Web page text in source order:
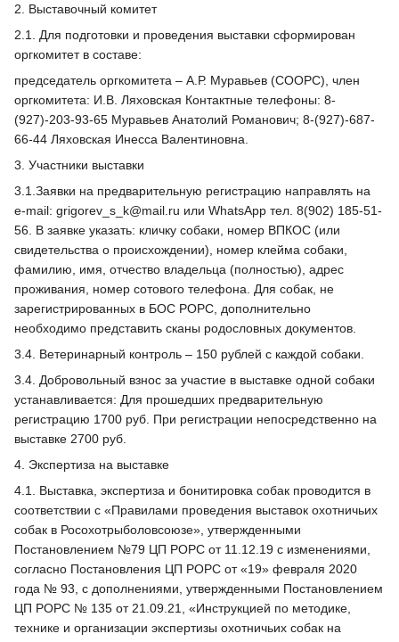
2. Выставочный комитет
2.1. Для подготовки и проведения выставки сформирован
оргкомитет в составе:
председатель оргкомитета – А.Р. Муравьев (СООРС), член
оргкомитета: И.В. Ляховская Контактные телефоны: 8-
(927)-203-93-65 Муравьев Анатолий Романович; 8-(927)-687-
66-44 Ляховская Инесса Валентиновна.
3. Участники выставки
3.1.Заявки на предварительную регистрацию направлять на
е-mail: grigorev_s_k@mail.ru или WhatsApp тел. 8(902) 185-51-
56. В заявке указать: кличку собаки, номер ВПКОС (или
свидетельства о происхождении), номер клейма собаки,
фамилию, имя, отчество владельца (полностью), адрес
проживания, номер сотового телефона. Для собак, не
зарегистрированных в БОС РОРС, дополнительно
необходимо представить сканы родословных документов.
3.4. Ветеринарный контроль – 150 рублей с каждой собаки.
3.4. Добровольный взнос за участие в выставке одной собаки
устанавливается: Для прошедших предварительную
регистрацию 1700 руб. При регистрации непосредственно на
выставке 2700 руб.
4. Экспертиза на выставке
4.1. Выставка, экспертиза и бонитировка собак проводится в
соответствии с «Правилами проведения выставок охотничьих
собак в Росохотрыболовсоюзе», утвержденными
Постановлением №79 ЦП РОРС от 11.12.19 с изменениями,
согласно Постановления ЦП РОРС от «19» февраля 2020
года № 93, с дополнениями, утвержденными Постановлением
ЦП РОРС № 135 от 21.09.21, «Инструкцией по методике,
технике и организации экспертизы охотничьих собак на